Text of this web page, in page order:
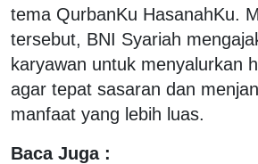
tema QurbanKu HasanahKu.
tersebut, BNI Syariah
karyawan untuk menyalurkan
agar tepat sasaran dan
manfaat yang lebih luas.
Baca Juga :